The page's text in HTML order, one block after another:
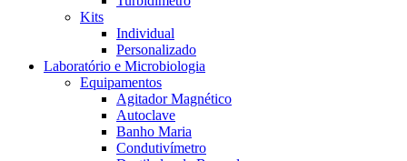
Kits
Individual
Personalizado
Laboratório e Microbiologia
Equipamentos
Agitador Magnético
Autoclave
Banho Maria
Condutivímetro